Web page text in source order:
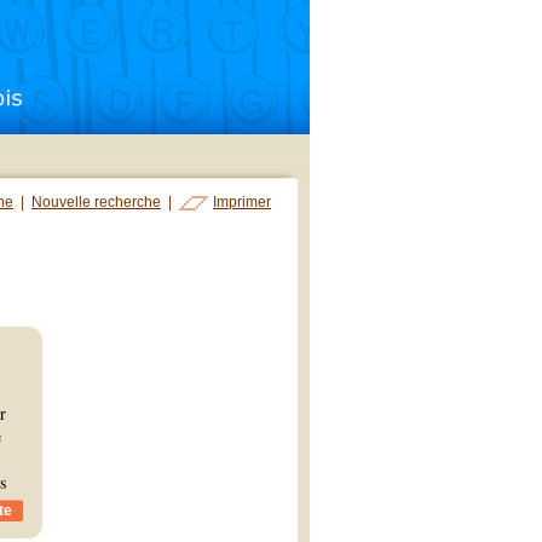
Nouvelle recherche Imprimer